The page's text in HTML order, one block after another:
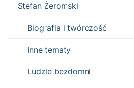
Stefan Żeromski
Biografia i twórczość
Inne tematy
Ludzie bezdomni